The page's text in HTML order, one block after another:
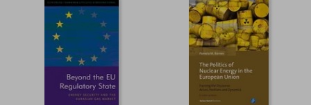
$ 23.72
45%
dcto.